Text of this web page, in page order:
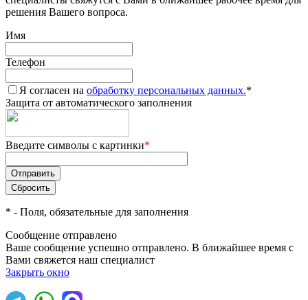
решения Вашего вопроса.
Имя
Телефон
Я согласен на обработку персональных данных.*
Защита от автоматического заполнения
Введите символы с картинки*
* - Поля, обязательные для заполнения
Сообщение отправлено
Ваше сообщение успешно отправлено. В ближайшее время с
Вами свяжется наш специалист
Закрыть окно